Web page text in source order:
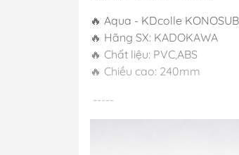
🔥 Aqua - KDcolle
🔥 Hãng SX: KADOKAWA
🔥 Chất liệu: PVC,ABS
🔥 Chiều
-----